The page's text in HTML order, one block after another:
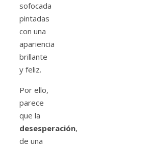
sofocada
pintadas
con una
apariencia
brillante
y feliz.
Por ello,
parece
que la
desesperación,
de una